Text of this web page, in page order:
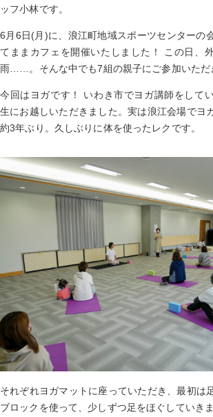
ッフ小林です。
6月6日(月)に、浪江町地域スポーツセンターの
てままカフェを開催いたしました！ この日、
雨……。そんな中でも7組の親子にご参加いただ
今回はヨガです！ いわき市でヨガ講師をして
生にお越しいただきました。実は浪江会場でヨ
約3年ぶり。久しぶりに体を使ったレクです。
それぞれヨガマットに座っていただき、最初は
ブロックを使って、少しずつ足をほぐしていきま